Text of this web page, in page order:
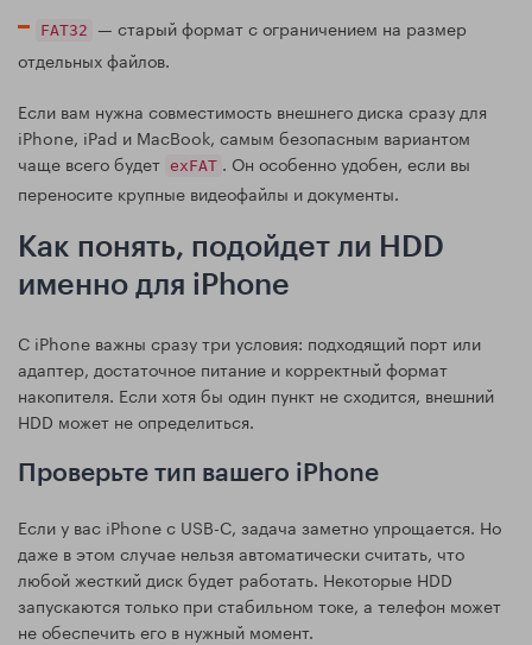
FAT32 — старый формат с ограничением на размер
отдельных файлов.
Если вам нужна совместимость внешнего диска сразу для
iPhone, iPad и MacBook, самым безопасным вариантом
чаще всего будет exFAT . Он особенно удобен, если вы
переносите крупные видеофайлы и документы.
Как понять, подойдет ли HDD
именно для iPhone
С iPhone важны сразу три условия: подходящий порт или
адаптер, достаточное питание и корректный формат
накопителя. Если хотя бы один пункт не сходится, внешний
HDD может не определиться.
Проверьте тип вашего iPhone
Если у вас iPhone с USB-C, задача заметно упрощается. Но
даже в этом случае нельзя автоматически считать, что
любой жесткий диск будет работать. Некоторые HDD
запускаются только при стабильном токе, а телефон может
не обеспечить его в нужный момент.